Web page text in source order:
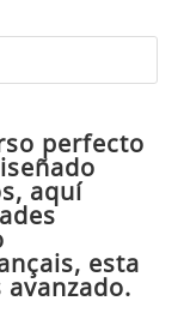
perfecto
aquí
esta